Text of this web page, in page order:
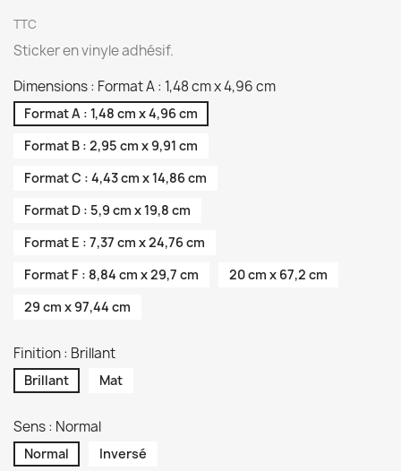
TTC
Sticker en vinyle adhésif.
Dimensions : Format A : 1,48 cm x 4,96 cm
Format A : 1,48 cm x 4,96 cm
Format B : 2,95 cm x 9,91 cm
Format C : 4,43 cm x 14,86 cm
Format D : 5,9 cm x 19,8 cm
Format E : 7,37 cm x 24,76 cm
Format F : 8,84 cm x 29,7 cm
20 cm x 67,2 cm
29 cm x 97,44 cm
Finition : Brillant
Brillant Mat
Sens : Normal
Normal Inversé